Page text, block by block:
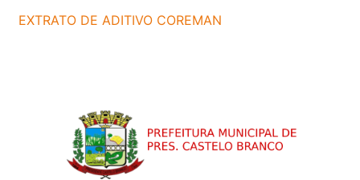
EXTRATO DE ADITIVO COREMAN